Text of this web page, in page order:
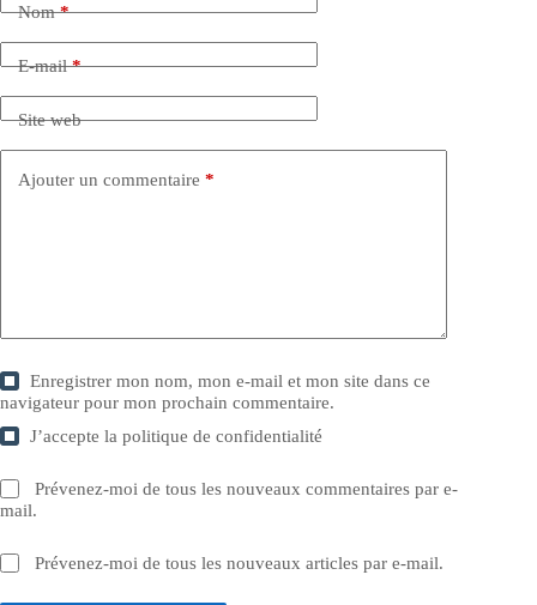
Nom*
E-mail*
Site web
Ajouter un commentaire *
Enregistrer mon nom, mon e-mail et mon site dans ce
navigateur pour mon prochain commentaire.
J’accepte lapolitique de confidentialité
Prévenez-moi de tous les nouveaux commentaires par e-
mail.
Prévenez-moi de tous les nouveaux articles par e-mail.